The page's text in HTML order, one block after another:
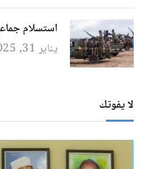
استسلام
يناير 31, 2025
لا يفوتك